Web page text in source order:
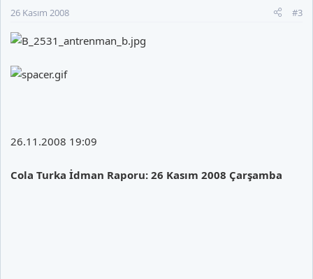
26 Kasım 2008 #3
26.11.2008 19:09
Cola Turka İdman Raporu: 26 Kasım 2008 Çarşamba